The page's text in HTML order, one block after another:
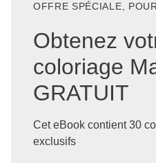
OFFRE SPÉCIALE,
Obtenez
coloriage
GRATUIT
Cet eBook contient 30
exclusifs